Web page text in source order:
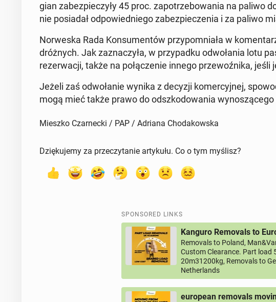
gian zabez­pieczyły 45 proc. za­potrze­bowa­nia na paliwo
nie posi­adał odpowied­niego zabez­pieczenia i za paliwo
Nor­wes­ka Rada Kon­sumen­tów przy­pom­ni­ała w
dróżnych. Jak za­z­naczyła, w przy­pad­ku odwoła­nia lotu
rez­erwacji, także na połącze­nie innego prze­woźni­ka, jeśli
Jeżeli zaś odwołanie wynika z decyzji komer­cyjnej,
mogą mieć także prawo do odszkodowa­nia wynoszącego
Mieszko Czarnecki / PAP / Adriana Chodakowska
Dziękujemy za przeczytanie artykułu. Co o tym myślisz?
SPONSORED LINKS
Kanguro Removals to
Removals to Poland,
Custom Clearance. Part load
20m31200kg, Removals to
Netherlands
european removals